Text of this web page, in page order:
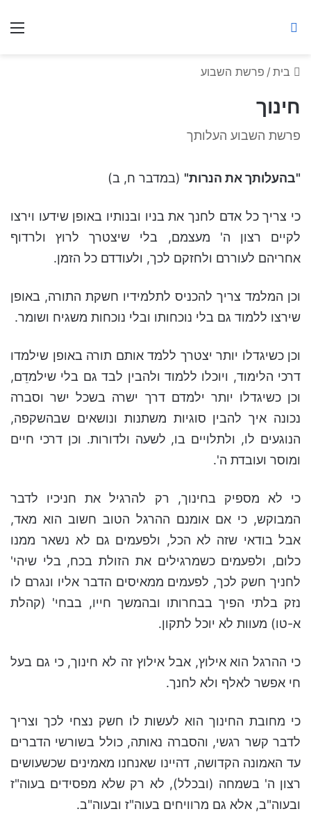
בית / פרשת השבוע
חינוך
פרשת השבוע העלותך
"בהעלותך את הנרות" (במדבר ח, ב)
כי צריך כל אדם לחנך את בניו ובנותיו באופן שידעו וירצו
לקיים רצון ה' מעצמם, בלי שיצטרך לרוץ ולרדוף
אחריהם לעוררם ולחזקם לכך, ולעודדם כל הזמן.
וכן המלמד צריך להכניס לתלמידיו חשקת התורה, באופן
שירצו ללמוד גם בלי נוכחותו ובלי נוכחות משגיח ושומר.
וכן כשיגדלו יותר יצטרך ללמד אותם תורה באופן שילמדו
דרכי הלימוד, ויוכלו ללמוד ולהבין לבד גם בלי שילמדֵם,
וכן כשיגדלו יותר ילמדם דרך ישרה בשכל ישר וסברה
נכונה איך להבין סוגיות משתנות ונושאים שבהשקפה,
הנוגעים לו, ולתלויים בו, לשעה ולדורות. וכן דרכי חיים
ומוסר ועובדת ה'.
כי לא מספיק בחינוך, רק להרגיל את חניכיו לדבר
המבוקש, כי אם אומנם ההרגל הטוב חשוב הוא מאד,
אבל בודאי שזה לא הכל, ולפעמים גם לא נשאר ממנו
כלום, ולפעמים כשמרגילים את הזולת בכח, בלי שיהי'
לחניך חשק לכך, לפעמים ממאיסים הדבר אליו ונגרם לו
נזק בלתי הפיך בבחרותו ובהמשך חייו, בבחי' (קהלת
א-טו) מעוות לא יוכל לתקון.
כי ההרגל הוא אילוץ, אבל אילוץ זה לא חינוך, כי גם בעל
חי אפשר לאלף ולא לחנך.
כי מחובת החינוך הוא לעשות לו חשק נצחי לכך וצריך
לדבר קשר רגשי, והסברה נאותה, כולל בשורשי הדברים
עד האמונה הקדושה, דהיינו שאנחנו מאמינים שכשעושים
רצון ה' בשמחה (ובכלל), לא רק שלא מפסידים בעוה"ז
ובעוה"ב, אלא גם מרוויחים בעוה"ז ובעוה"ב.